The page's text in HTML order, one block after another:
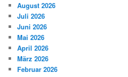
August 2026
Juli 2026
Juni 2026
Mai 2026
April 2026
März 2026
Februar 2026